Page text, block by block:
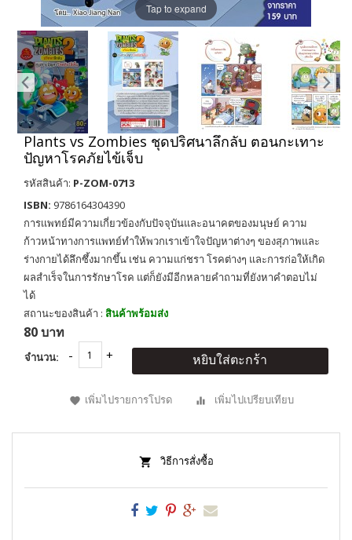
Tap to expand
Plants vs Zombies ชุดปริศนาลึกลับ ตอนกะเทาะ
ปัญหาโรคภัยไข้เจ็บ
รหัสสินค้า: P-ZOM-0713
ISBN: 9786164304390
การเเพทย์มีความเกี่ยวข้องกับปัจจุบันและอนาคตของมนุษย์ ความ
ก้าวหน้าทางการแพทย์ทำให้พวกเราเข้าใจปัญหาต่างๆ ของสุภาพและ
ร่างกายได้ลึกซึ้งมากขึ้น เช่น ความแก่ชรา โรคต่างๆ และการก่อให้เกิด
ผลสำเร็จในการรักษาโรค แต่ก็ยังมีอีกหลายคำถามที่ยังหาคำตอบไม่
ได้
สถานะของสินค้า : สินค้าพร้อมส่ง
80 บาท
จำนวน: หยิบใส่ตะกร้า
เพิ่มไปรายการโปรด เพิ่มไปเปรียบเทียบ
วิธีการสั่งซื้อ